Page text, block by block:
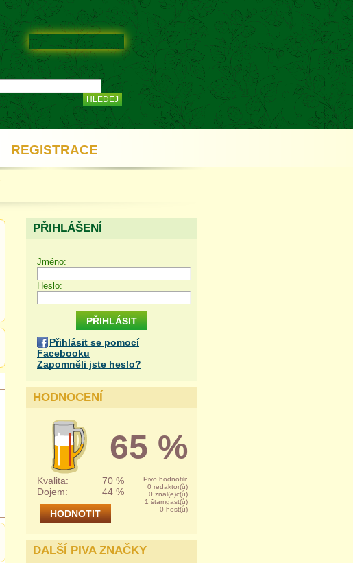
REGISTRACE
PŘIHLÁŠENÍ
Jméno:
Heslo:
Přihlásit se pomocí
Facebooku
Zapomněli jste heslo?
HODNOCENÍ
65 %
Kvalita: 70 %
Pivo hodnotili:
0 redaktor(ů)
0 znal(e)c(ů)
1 štamgast(ů)
0 host(ů)
Dojem: 44 %
DALŠÍ PIVA ZNAČKY